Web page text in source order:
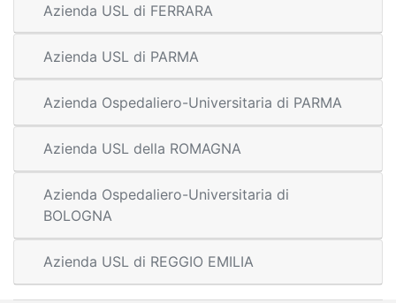
Azienda USL di FERRARA
Azienda USL di PARMA
Azienda Ospedaliero-Universitaria di PARMA
Azienda USL della ROMAGNA
Azienda Ospedaliero-Universitaria di
BOLOGNA
Azienda USL di REGGIO EMILIA